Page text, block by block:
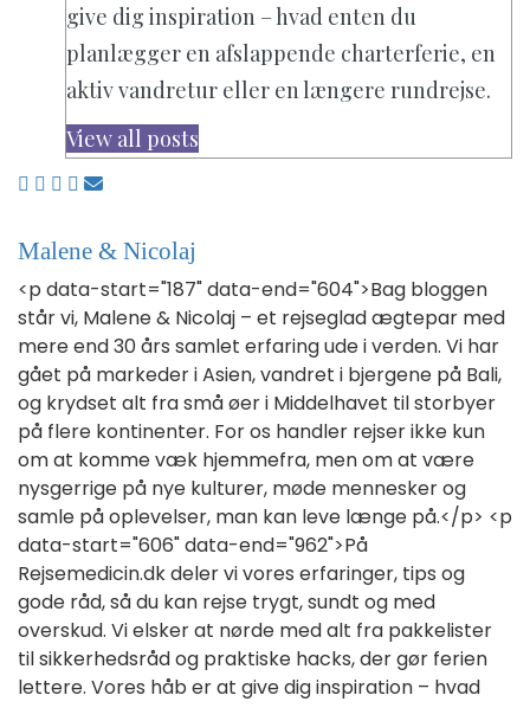
give dig inspiration – hvad enten du
planlægger en afslappende charterferie, en
aktiv vandretur eller en længere rundrejse.
View all posts
Malene & Nicolaj
<p data-start="187" data-end="604">Bag bloggen
står vi, Malene & Nicolaj – et rejseglad ægtepar med
mere end 30 års samlet erfaring ude i verden. Vi har
gået på markeder i Asien, vandret i bjergene på Bali,
og krydset alt fra små øer i Middelhavet til storbyer
på flere kontinenter. For os handler rejser ikke kun
om at komme væk hjemmefra, men om at være
nysgerrige på nye kulturer, møde mennesker og
samle på oplevelser, man kan leve længe på.</p> <p
data-start="606" data-end="962">På
Rejsemedicin.dk deler vi vores erfaringer, tips og
gode råd, så du kan rejse trygt, sundt og med
overskud. Vi elsker at nørde med alt fra pakkelister
til sikkerhedsråd og praktiske hacks, der gør ferien
lettere. Vores håb er at give dig inspiration – hvad